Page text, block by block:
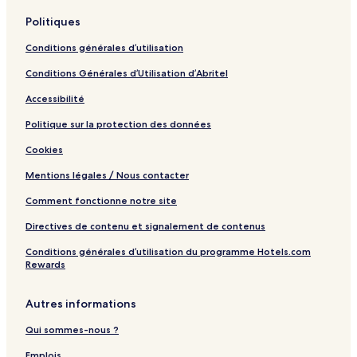
s
Politiques
Conditions générales d’utilisation
Conditions Générales d’Utilisation d’Abritel
Accessibilité
Politique sur la protection des données
Cookies
Mentions légales / Nous contacter
Comment fonctionne notre site
Directives de contenu et signalement de contenus
Conditions générales d’utilisation du programme Hotels.com
Rewards
Autres informations
Qui sommes-nous ?